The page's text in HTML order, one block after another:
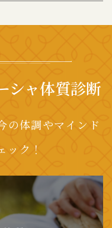
シャ体質診断
の体調やマインド
ック！